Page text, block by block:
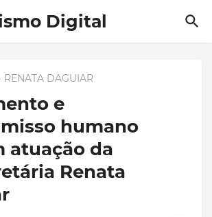
Digital
RENATA DAGUIAR
e
humano
atuação da
Renata